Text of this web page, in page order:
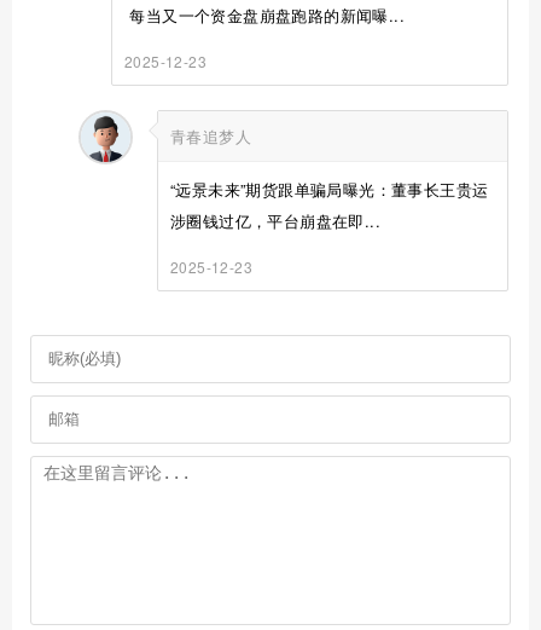
每当又一个资金盘崩盘跑路的新闻曝...
2025-12-23
青春追梦人
“远景未来”期货跟单骗局曝光：董事长王贵运
涉圈钱过亿，平台崩盘在即...
2025-12-23